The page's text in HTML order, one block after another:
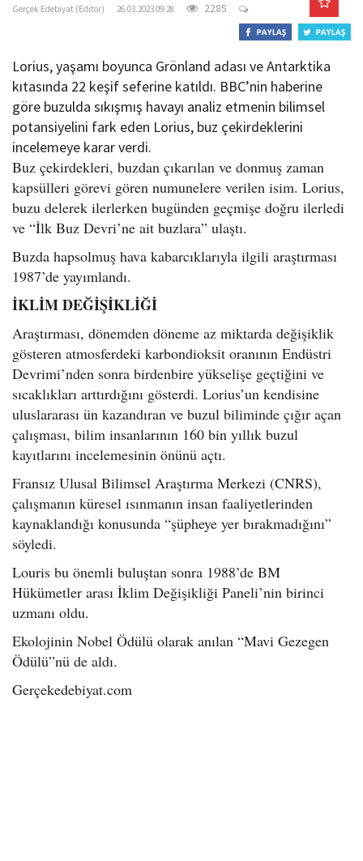
Gerçek Edebiyat (Editör) 26.03.2023 09:28 2285
Lorius, yaşamı boyunca Grönland adası ve Antarktika
kıtasında 22 keşif seferine katıldı. BBC’nin haberine
göre buzulda sıkışmış havayı analiz etmenin bilimsel
potansiyelini fark eden Lorius, buz çekirdeklerini
incelemeye karar verdi.
Buz çekirdekleri, buzdan çıkarılan ve donmuş zaman
kapsülleri görevi gören numunelere verilen isim. Lorius,
buzu delerek ilerlerken bugünden geçmişe doğru ilerledi
ve “İlk Buz Devri’ne ait buzlara” ulaştı.
Buzda hapsolmuş hava kabarcıklarıyla ilgili araştırması
1987’de yayımlandı.
İKLİM DEĞİŞİKLİĞİ
Araştırması, dönemden döneme az miktarda değişiklik
gösteren atmosferdeki karbondioksit oranının Endüstri
Devrimi’nden sonra birdenbire yükselişe geçtiğini ve
sıcaklıkları arttırdığını gösterdi. Lorius’un kendisine
uluslararası ün kazandıran ve buzul biliminde çığır açan
çalışması, bilim insanlarının 160 bin yıllık buzul
kayıtlarını incelemesinin önünü açtı.
Fransız Ulusal Bilimsel Araştırma Merkezi (CNRS),
çalışmanın küresel ısınmanın insan faaliyetlerinden
kaynaklandığı konusunda “şüpheye yer bırakmadığını”
söyledi.
Louris bu önemli buluştan sonra 1988’de BM
Hükümetler arası İklim Değişikliği Paneli’nin birinci
uzmanı oldu.
Ekolojinin Nobel Ödülü olarak anılan “Mavi Gezegen
Ödülü”nü de aldı.
Gerçekedebiyat.com